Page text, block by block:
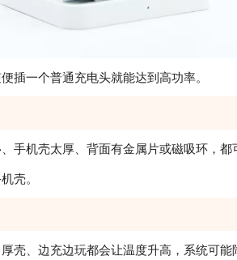
一个普通充电头就能达到高功率。
机壳太厚、背面有金属片或磁吸环，都
壳。
、边充边玩都会让温度升高，系统可能